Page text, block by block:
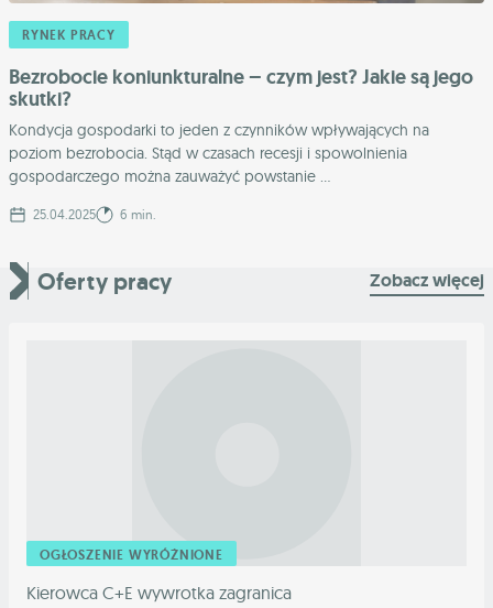
RYNEK PRACY
Bezrobocie koniunkturalne – czym jest? Jakie są jego
skutki?
Kondycja gospodarki to jeden z czynników wpływających na
poziom bezrobocia. Stąd w czasach recesji i spowolnienia
gospodarczego można zauważyć powstanie ...
25.04.2025 6 min.
Oferty pracy Zobacz więcej
OGŁOSZENIE WYRÓŻNIONE
Kierowca C+E wywrotka zagranica